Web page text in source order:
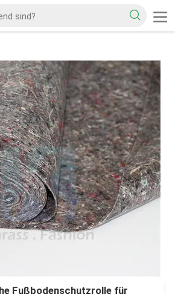
Fußbodenschutzrolle für